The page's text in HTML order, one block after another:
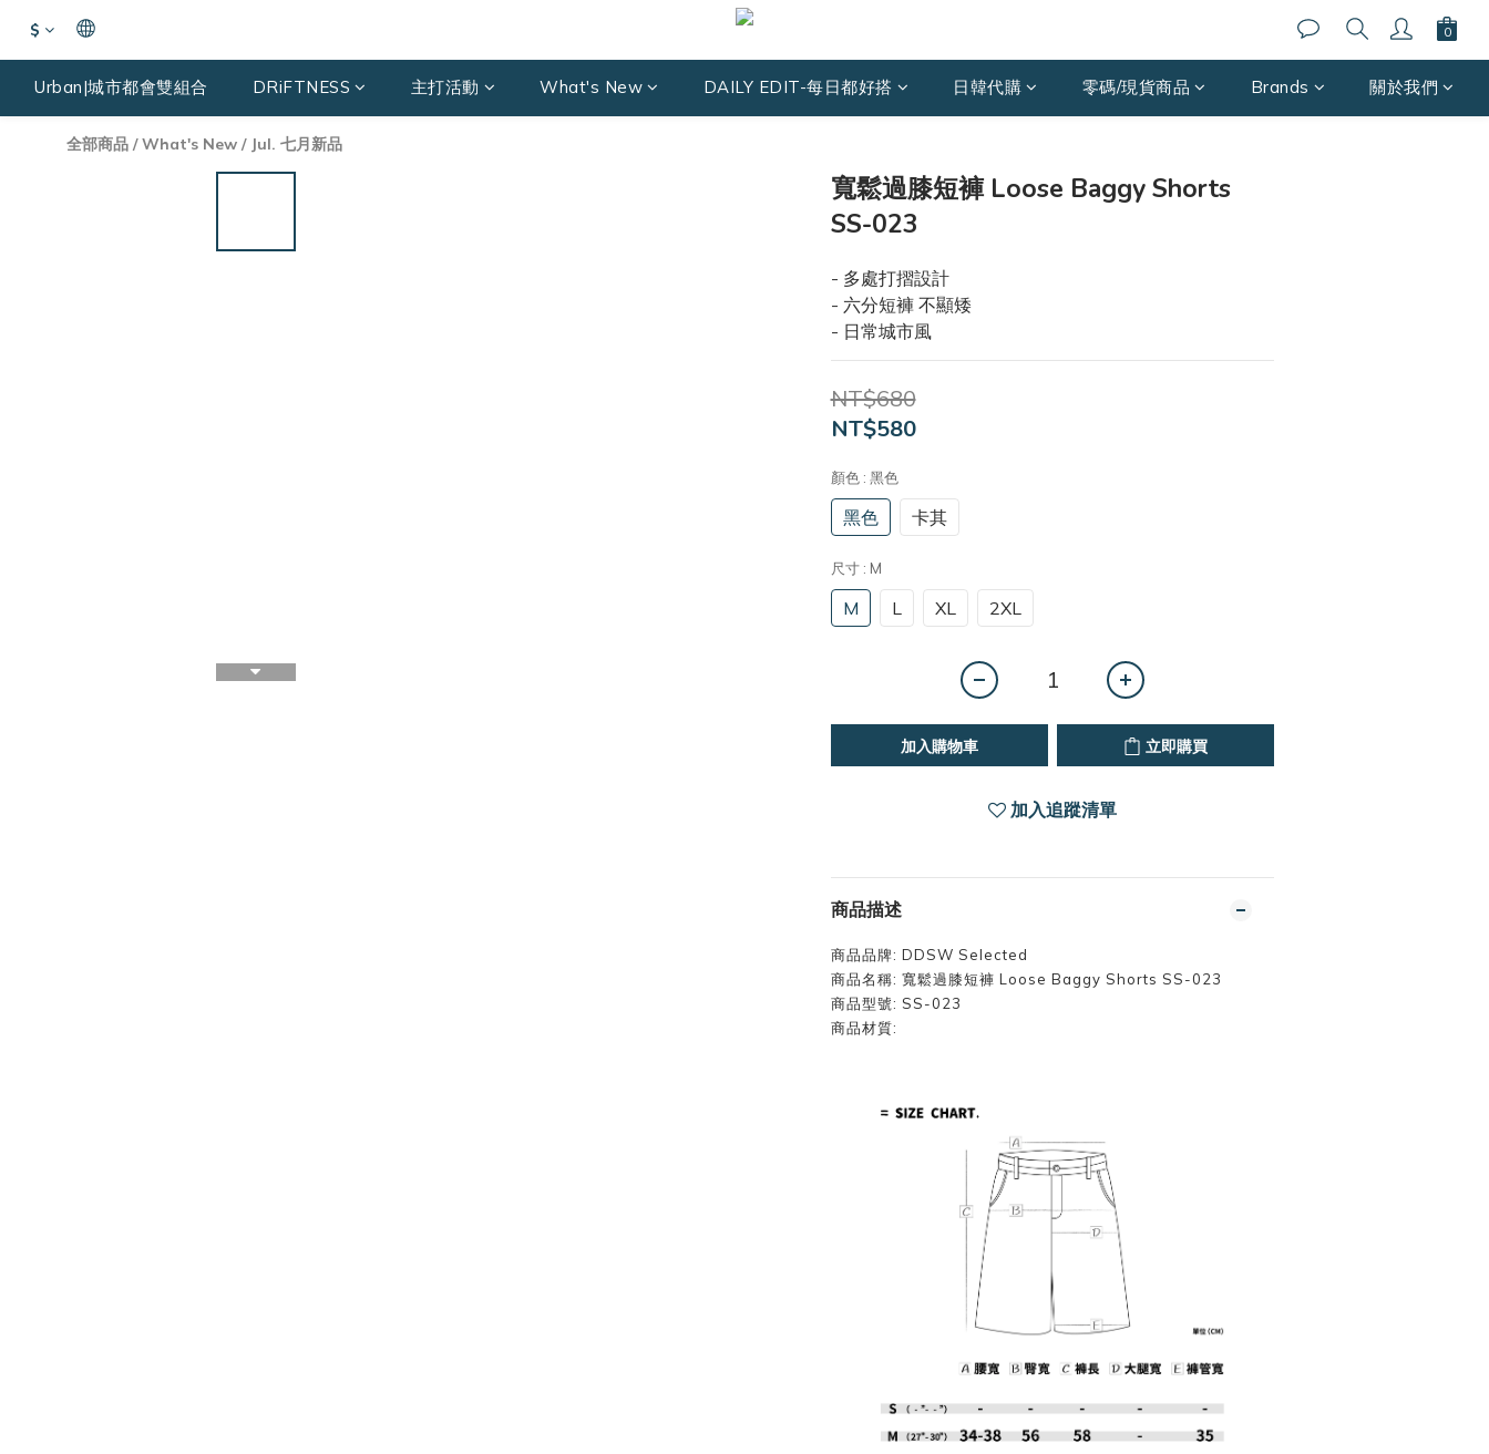
$
Urban|城市都會雙組合 DRiFTNESS 主打活動 What's New DAILY EDIT-每日都好搭 日韓代購 零碼/現貨商品 Brands 關於我們
全部商品 /What's New / Jul. 七月新品
寬鬆過膝短褲 Loose Baggy Shorts
SS-023
- 多處打摺設計
- 六分短褲 不顯矮
- 日常城市風
NT$680
NT$580
顏色 : 黑色
黑色 卡其
尺寸 : M
M L XL 2XL
加入購物車 立即購買
加入追蹤清單
商品描述
商品品牌: DDSW Selected
商品名稱: 寬鬆過膝短褲 Loose Baggy Shorts SS-023
商品型號: SS-023
商品材質: